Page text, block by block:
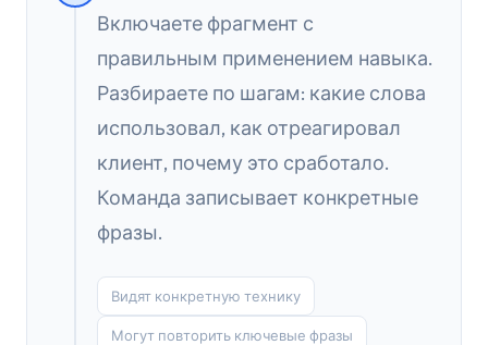
Включаете фрагмент с
правильным применением навыка.
Разбираете по шагам: какие слова
использовал, как отреагировал
клиент, почему это сработало.
Команда записывает конкретные
фразы.
Видят конкретную технику
Могут повторить ключевые фразы